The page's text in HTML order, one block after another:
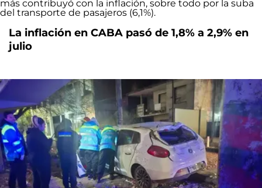
La inflación en CABA pasó de 1,8% a 2,9% en
julio